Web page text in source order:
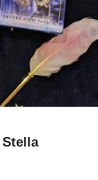
Stella